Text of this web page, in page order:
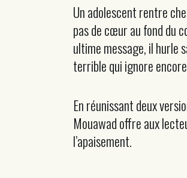
Un adolescent rentre
pas de cœur au fond du
ultime message, il hurle
terrible qui ignore
En réunissant deux
Mouawad offre aux
l’apaisement.